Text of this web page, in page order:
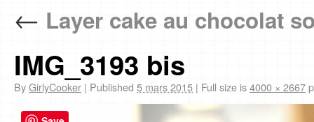
← Layer cake au chocolat
IMG_3193 bis
ByGirlyCooker | Published 5 mars 2015 | Full size is4000 × 2667